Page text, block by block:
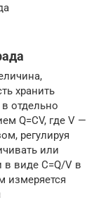
хранить
отдельно
Q=CV, где V —
регулируя
или
виде C=Q/V в
измеряется